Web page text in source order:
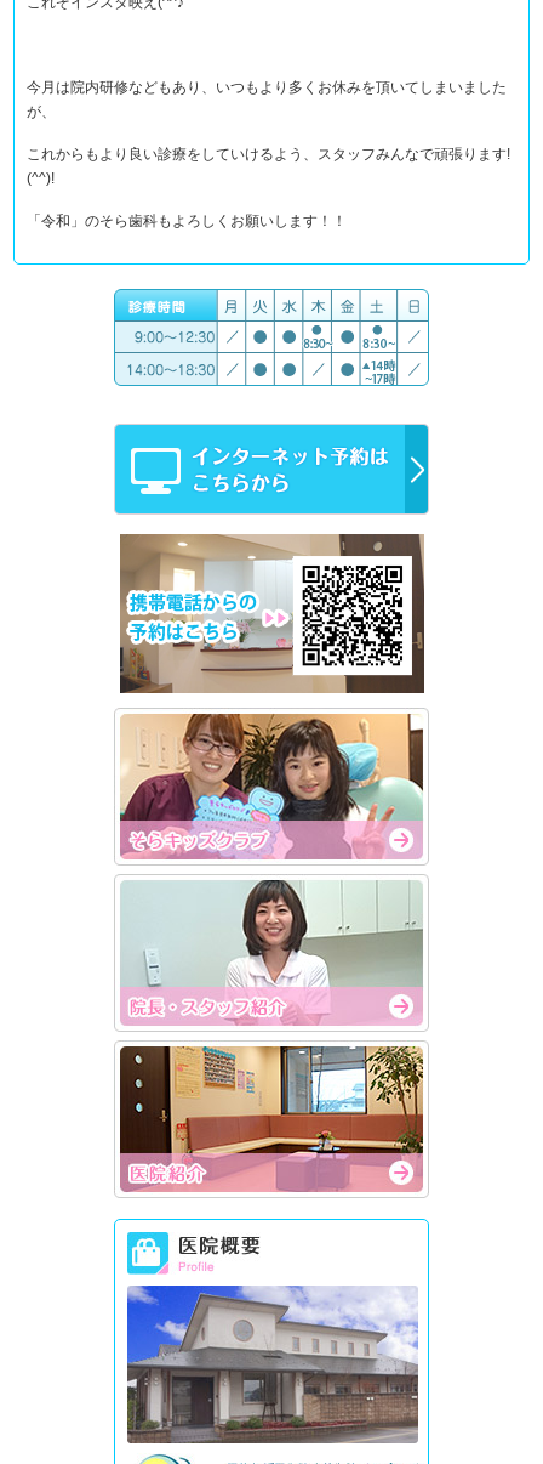
今月は院内研修などもあり、いつもより多くお休みを頂いてしまいました
が、
これからもより良い診療をしていけるよう、スタッフみんなで頑張ります!
(^^)!
「令和」のそら歯科もよろしくお願いします！！